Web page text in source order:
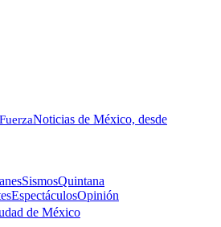
FuerzaNoticias de México, desde
SismosQuintana
EspectáculosOpinión
de México